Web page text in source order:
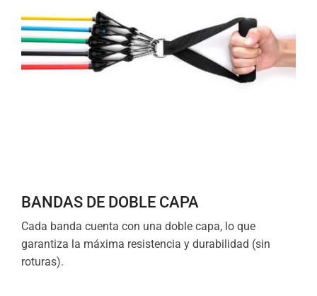
BANDAS DE DOBLE CAPA
Cada banda cuenta con una doble capa, lo que
garantiza la máxima resistencia y durabilidad (sin
roturas).